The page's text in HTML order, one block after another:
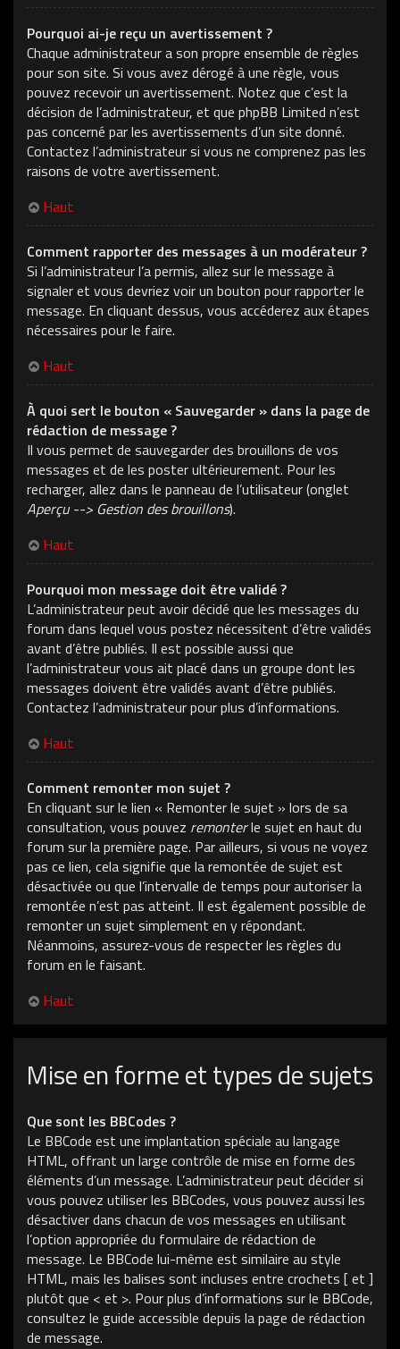
Pourquoi ai-je reçu un avertissement ?
Chaque administrateur a son propre ensemble de règles
pour son site. Si vous avez dérogé à une règle, vous
pouvez recevoir un avertissement. Notez que c’est la
décision de l’administrateur, et que phpBB Limited n’est
pas concerné par les avertissements d’un site donné.
Contactez l’administrateur si vous ne comprenez pas les
raisons de votre avertissement.
Haut
Comment rapporter des messages à un modérateur ?
Si l’administrateur l’a permis, allez sur le message à
signaler et vous devriez voir un bouton pour rapporter le
message. En cliquant dessus, vous accéderez aux étapes
nécessaires pour le faire.
Haut
À quoi sert le bouton « Sauvegarder » dans la page de
rédaction de message ?
Il vous permet de sauvegarder des brouillons de vos
messages et de les poster ultérieurement. Pour les
recharger, allez dans le panneau de l’utilisateur (onglet
Aperçu --> Gestion des brouillons).
Haut
Pourquoi mon message doit être validé ?
L’administrateur peut avoir décidé que les messages du
forum dans lequel vous postez nécessitent d’être validés
avant d’être publiés. Il est possible aussi que
l’administrateur vous ait placé dans un groupe dont les
messages doivent être validés avant d’être publiés.
Contactez l’administrateur pour plus d’informations.
Haut
Comment remonter mon sujet ?
En cliquant sur le lien « Remonter le sujet » lors de sa
consultation, vous pouvez remonterle sujet en haut du
forum sur la première page. Par ailleurs, si vous ne voyez
pas ce lien, cela signifie que la remontée de sujet est
désactivée ou que l’intervalle de temps pour autoriser la
remontée n’est pas atteint. Il est également possible de
remonter un sujet simplement en y répondant.
Néanmoins, assurez-vous de respecter les règles du
forum en le faisant.
Haut
Mise en forme et types de sujets
Que sont les BBCodes ?
Le BBCode est une implantation spéciale au langage
HTML, offrant un large contrôle de mise en forme des
éléments d’un message. L’administrateur peut décider si
vous pouvez utiliser les BBCodes, vous pouvez aussi les
désactiver dans chacun de vos messages en utilisant
l’option appropriée du formulaire de rédaction de
message. Le BBCode lui-même est similaire au style
HTML, mais les balises sont incluses entre crochets [ et ]
plutôt que < et >. Pour plus d’informations sur le BBCode,
consultez le guide accessible depuis la page de rédaction
de message.